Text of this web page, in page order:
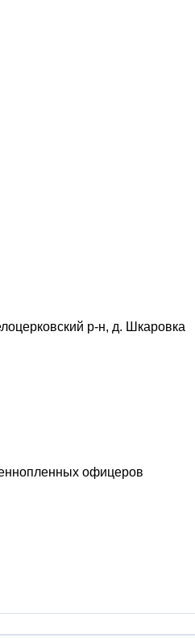
р-н, д. Шкаровка
офицеров